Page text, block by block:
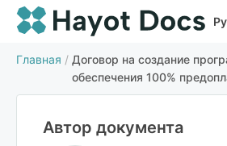
Ру
Главная / Договор на создание
обеспечения 100%
Автор документа